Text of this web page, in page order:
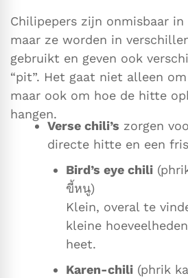
Chilipepers zijn onmisbaar in
maar ze worden in
gebruikt en geven ook
“pit”. Het gaat niet alleen
maar ook om hoe de hitte
hangen.
Verse chili’s zorgen
directe hitte en een
Bird’s eye chili
ขี้หนู)
Klein, overal te
kleine
heet.
Karen-chili (phrik